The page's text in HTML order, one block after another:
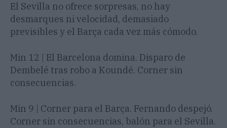
El Sevilla no ofrece sorpresas, no hay
desmarques ni velocidad, demasiado
previsibles y el Barça cada vez más cómodo.
Min 12 | El Barcelona domina. Disparo de
Dembelé tras robo a Koundé. Corner sin
consecuencias.
Min 9 | Corner para el Barça. Fernando despejó.
Corner sin consecuencias, balón para el Sevilla.